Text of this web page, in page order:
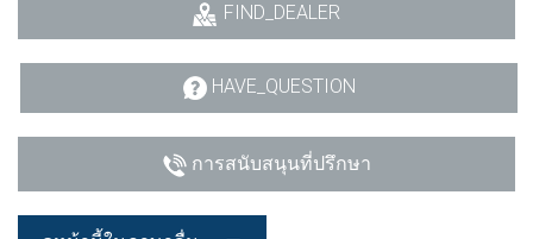
FIND_DEALER
HAVE_QUESTION
การสนับสนุนที่ปรึกษา